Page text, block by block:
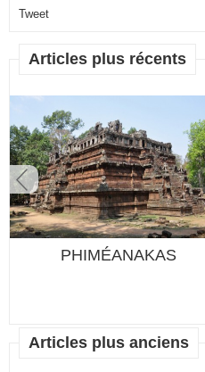
Tweet
Articles plus récents
PHIMÉANAKAS
Articles plus anciens